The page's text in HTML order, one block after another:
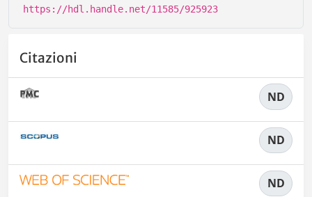
https://hdl.handle.net/11585/925923
Citazioni
ND
ND
ND